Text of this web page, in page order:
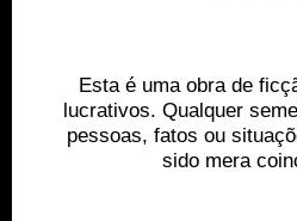
Esta é uma obra de
lucrativos. Qualquer
pessoas, fatos ou
sido mera